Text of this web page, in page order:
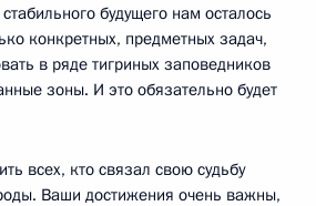
будущего нам осталось
конкретных, предметных задач,
в ряде тигриных заповедников
зоны. И это обязательно будет
всех, кто связал свою судьбу
Ваши достижения очень важны,